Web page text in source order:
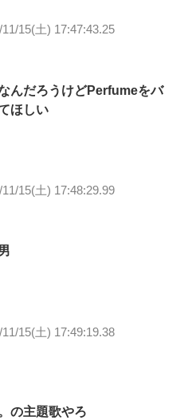
11/15(土) 17:47:43.25
んだろうけどPerfumeをバ
ほしい
11/15(土) 17:48:29.99
11/15(土) 17:49:19.38
の主題歌やろ